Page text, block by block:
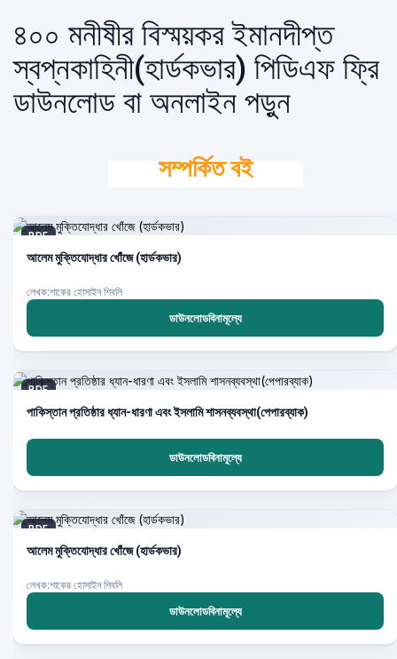
৪০০ মনীষীর বিস্ময়কর ইমানদীপ্ত
স্বপ্নকাহিনী(হার্ডকভার) পিডিএফ ফ্রি
ডাউনলোড বা অনলাইন পড়ুন
সম্পর্কিত বই
PDF
আলেম মুক্তিযোদ্ধার খোঁজে (হার্ডকভার)
লেখক:শাকের হোসাইন শিবলি
ডাউনলোডবিনামূল্যে
PDF
পাকিস্তান প্রতিষ্ঠার ধ্যান-ধারণা এবং ইসলামি শাসনব্যবস্থা(পেপারব্যাক)
ডাউনলোডবিনামূল্যে
PDF
আলেম মুক্তিযোদ্ধার খোঁজে (হার্ডকভার)
লেখক:শাকের হোসাইন শিবলি
ডাউনলোডবিনামূল্যে